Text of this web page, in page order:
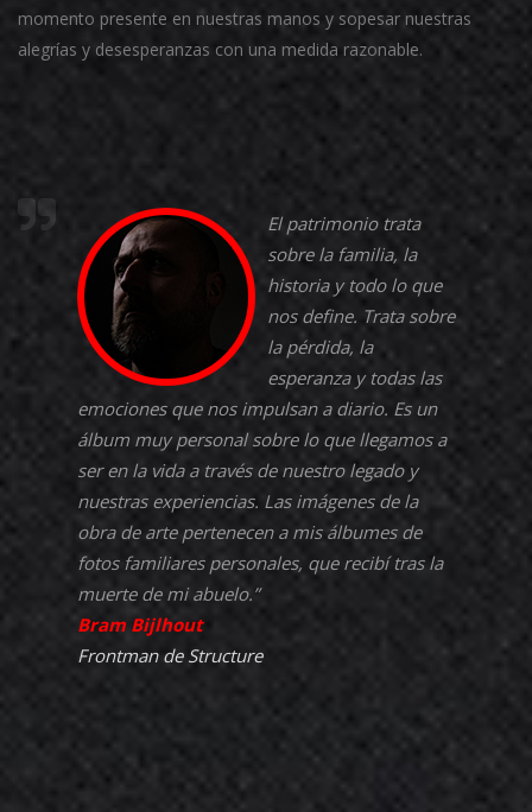
momento presente en nuestras manos y sopesar nuestras
alegrías y desesperanzas con una medida razonable.
El patrimonio trata
sobre la familia, la
historia y todo lo que
nos define. Trata sobre
la pérdida, la
esperanza y todas las
emociones que nos impulsan a diario. Es un
álbum muy personal sobre lo que llegamos a
ser en la vida a través de nuestro legado y
nuestras experiencias. Las imágenes de la
obra de arte pertenecen a mis álbumes de
fotos familiares personales, que recibí tras la
muerte de mi abuelo.”
Bram Bijlhout
Frontman de Structure